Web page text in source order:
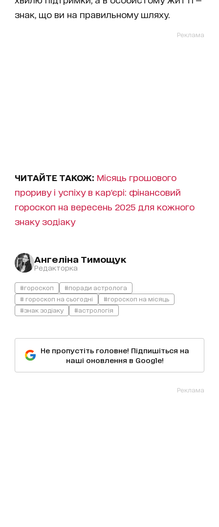
знак, що ви на правильному шляху.
Реклама
ЧИТАЙТЕ ТАКОЖ: Місяць грошового
прориву і успіху в кар'єрі: фінансовий
гороскоп на вересень 2025 для кожного
знаку зодіаку
Ангеліна Тимощук
Редакторка
#гороскоп
#поради астролога
# гороскоп на сьогодні
#гороскоп на місяць
#знак зодіаку
#астрологія
Не пропустіть головне! Підпишіться на
наші оновлення в Google!
Реклама